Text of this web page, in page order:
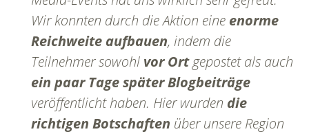
Wir konnten durch die Aktion eine enorme
Reichweite aufbauen, indem die
Teilnehmer sowohl vor Ortgepostet als auch
ein paar Tage später Blogbeiträge
veröffentlicht haben. Hier wurden die
richtigen Botschaften über unsere Region